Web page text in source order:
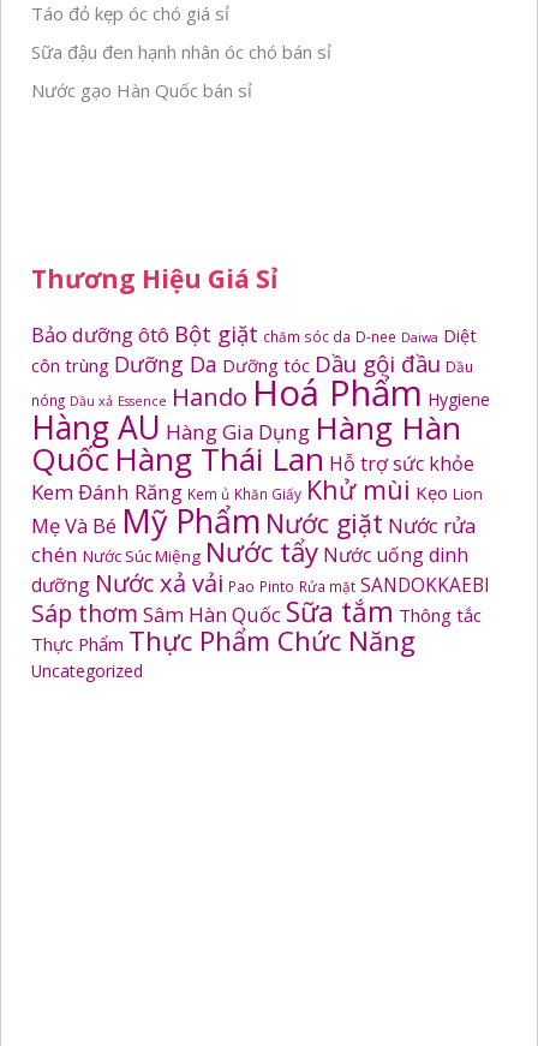
Táo đỏ kẹp óc chó giá sỉ
Sữa đậu đen hạnh nhân óc chó bán sỉ
Nước gạo Hàn Quốc bán sỉ
Thương Hiệu Giá Sỉ
Bảo dưỡng ôtô Bột giặt chăm sóc da D-nee Daiwa Diệt
côn trùng Dưỡng Da Dưỡng tóc Dầu gội đầu Dầu
nóng Dầu xả Essence Hando Hoá Phẩm Hygiene
Hàng AU Hàng Gia Dụng Hàng Hàn
Quốc Hàng Thái Lan Hỗ trợ sức khỏe
Kem Đánh Răng Kem ủ Khăn Giấy Khử mùi Kẹo Lion
Mẹ Và Bé Mỹ Phẩm Nước giặt Nước rửa
chén Nước Súc Miệng Nước tẩy Nước uống dinh
dưỡng Nước xả vải Pao Pinto Rửa mặt SANDOKKAEBI
Sáp thơm Sâm Hàn Quốc Sữa tắm Thông tắc
Thực Phẩm Thực Phẩm Chức Năng
Uncategorized